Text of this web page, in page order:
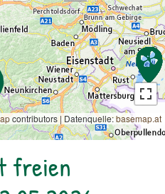
contributors | Datenquelle:basemap.at
freien